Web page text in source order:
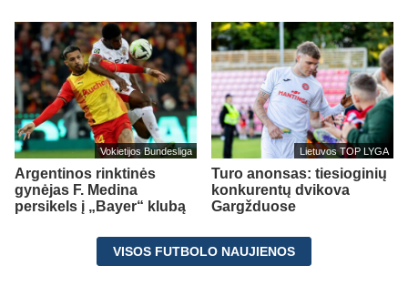
Vokietijos Bundesliga
Argentinos rinktinės
gynėjas F. Medina
persikels į „Bayer“ klubą
Lietuvos TOP LYGA
Turo anonsas: tiesioginių
konkurentų dvikova
Gargžduose
VISOS FUTBOLO NAUJIENOS